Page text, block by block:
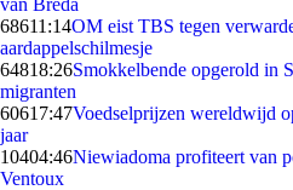
van Breda
68611:14OM eist TBS tegen
aardappelschilmesje
64818:26Smokkelbende opgerold in
migranten
60617:47Voedselprijzen wereldwijd
jaar
10404:46Niewiadoma profiteert van
Ventoux